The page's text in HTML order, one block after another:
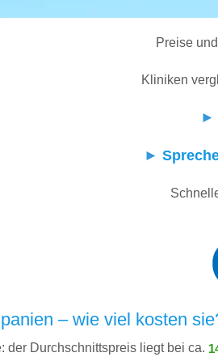
Preise
Kliniken
►
►
– wie viel kosten
der Durchschnittspreis liegt bei ca.